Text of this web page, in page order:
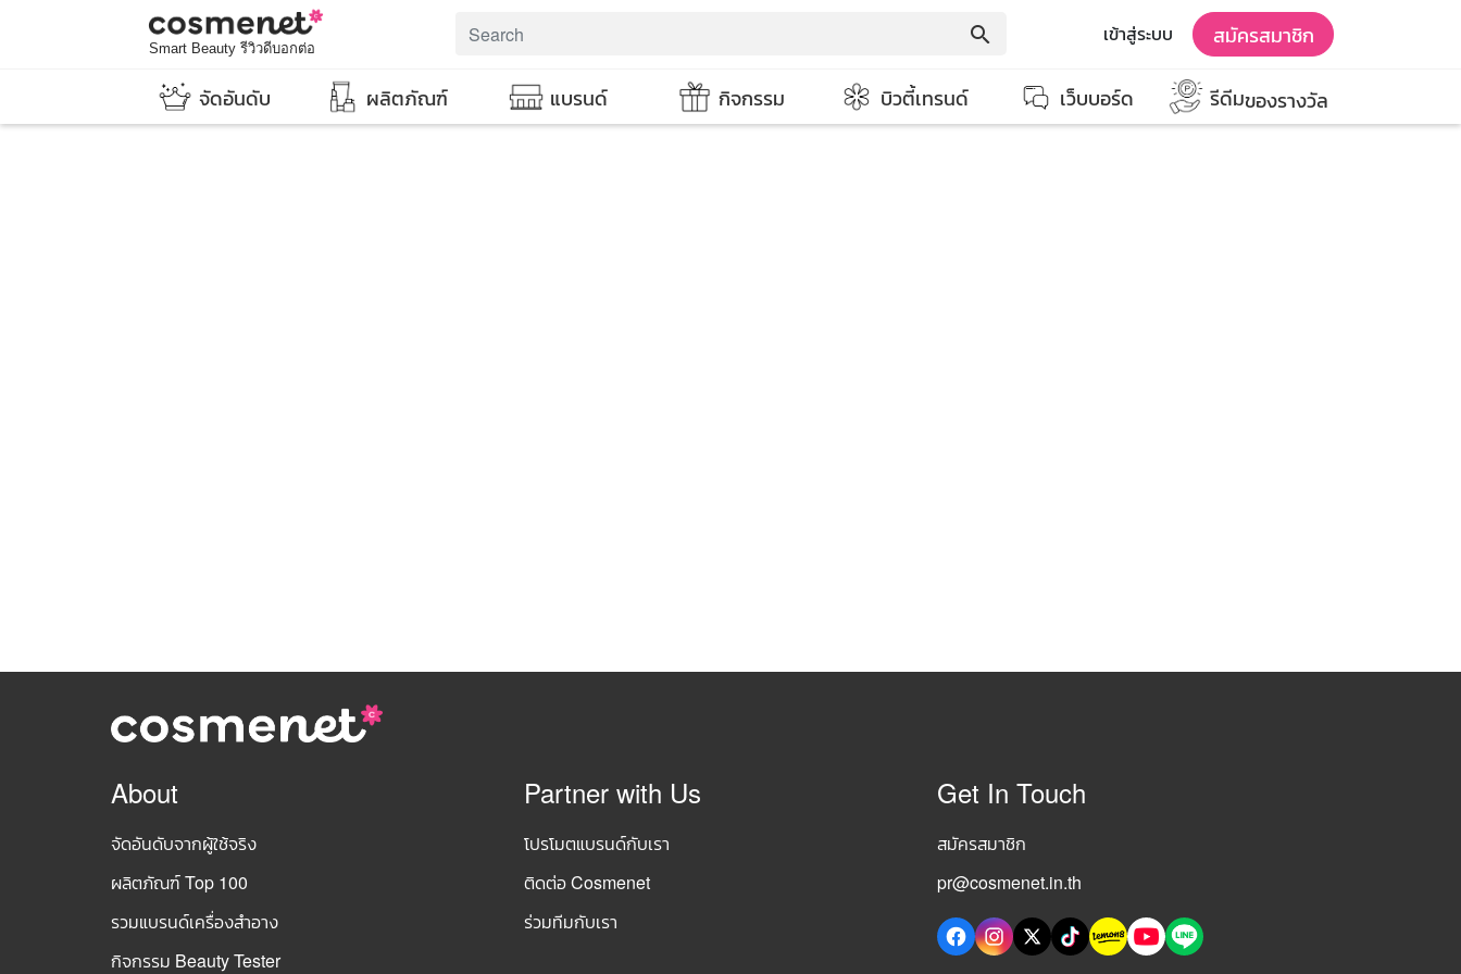
Smart Beauty รีวิวดีบอกต่อ
search เข้าสู่ระบบ สมัครสมาชิก
จัดอันดับ ผลิตภัณฑ์ แบรนด์ กิจกรรม บิวตี้เทรนด์ เว็บบอร์ด รีดีมของรางวัล
About
จัดอันดับจากผู้ใช้จริง
ผลิตภัณฑ์ Top 100
รวมแบรนด์เครื่องสำอาง
กิจกรรม Beauty Tester
Partner with Us
โปรโมตแบรนด์กับเรา
ติดต่อ Cosmenet
ร่วมทีมกับเรา
Get In Touch
สมัครสมาชิก
pr@cosmenet.in.th